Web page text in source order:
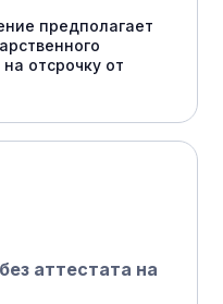
предполагает
отсрочку от
аттестата на